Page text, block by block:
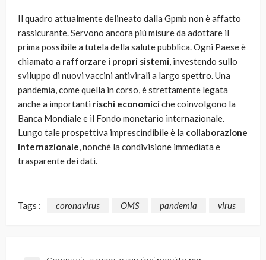
Il quadro attualmente delineato dalla Gpmb non è affatto
rassicurante. Servono ancora più misure da adottare il
prima possibile a tutela della salute pubblica. Ogni Paese è
chiamato a rafforzare i propri sistemi, investendo sullo
sviluppo di nuovi vaccini antivirali a largo spettro. Una
pandemia, come quella in corso, è strettamente legata
anche a importanti rischi economiciche coinvolgono la
Banca Mondiale e il Fondo monetario internazionale.
Lungo tale prospettiva imprescindibile è la collaborazione
internazionale, nonché la condivisione immediata e
trasparente dei dati.
Tags : coronavirus OMS pandemia virus